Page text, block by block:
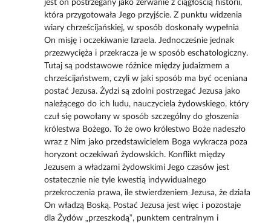
jest on postrzegany jako zerwanie z ciągłością historii,
która przygotowała Jego przyjście. Z punktu widzenia
wiary chrześcijańskiej, w sposób doskonały wypełnia
On misję i oczekiwanie Izraela. Jednocześnie jednak
przezwycięża i przekracza je w sposób eschatologiczny.
Tutaj są podstawowe różnice między judaizmem a
chrześcijaństwem, czyli w jaki sposób ma być oceniana
postać Jezusa. Żydzi są zdolni postrzegać Jezusa jako
należącego do ich ludu, nauczyciela żydowskiego, który
czuł się powołany w sposób szczególny do głoszenia
królestwa Bożego. To że owo królestwo Boże nadeszło
wraz z Nim jako przedstawicielem Boga wykracza poza
horyzont oczekiwań żydowskich. Konflikt między
Jezusem a władzami żydowskimi Jego czasów jest
ostatecznie nie tyle kwestią indywidualnego
przekroczenia prawa, ile stwierdzeniem Jezusa, że działa
On władzą Boską. Postać Jezusa jest więc i pozostaje
dla Żydów „przeszkodą”, punktem centralnym i